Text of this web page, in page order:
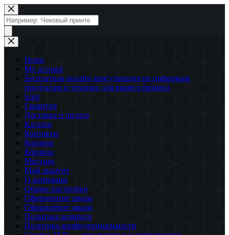
Перейти
к
сути
Поиск
товаров
Home
My account
Бесплатная онлайн консультация по цифровым
продуктам и техники для вашего бизнеса
Блог
Гарантия
Доставка и оплата
Каталог
Контакты
Корзина
Корзина
Магазин
Мой аккаунт
О компании
Общие настройки
Оформление заказа
Оформление заказа
Политика возврата
Политика конфиденциальности